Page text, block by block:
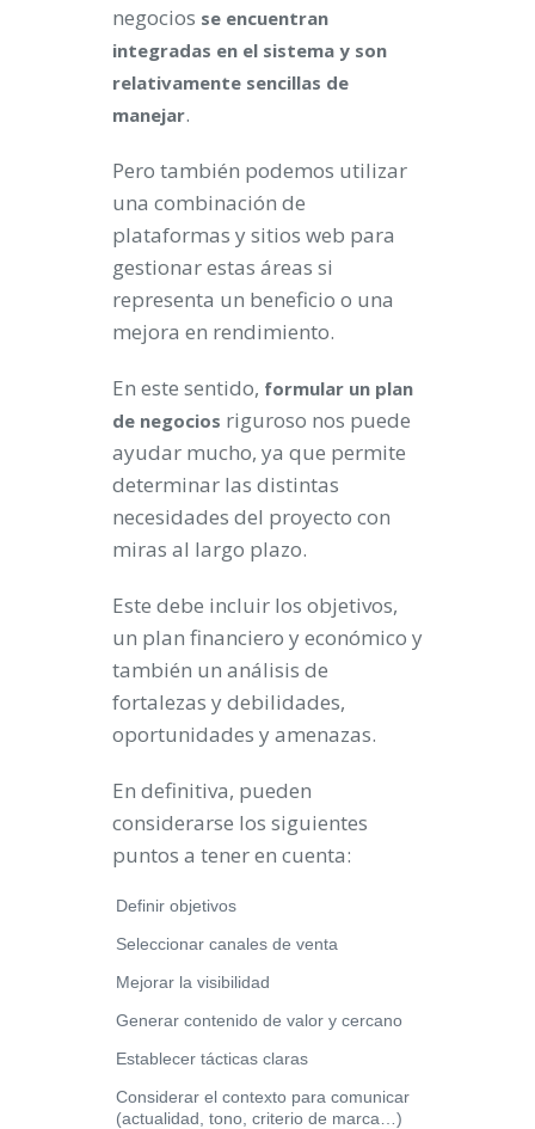
negocios se encuentran
integradas en el sistema y son
relativamente sencillas de
manejar.
Pero también podemos utilizar
una combinación de
plataformas y sitios web para
gestionar estas áreas si
representa un beneficio o una
mejora en rendimiento.
En este sentido, formular un plan
de negocios riguroso nos puede
ayudar mucho, ya que permite
determinar las distintas
necesidades del proyecto con
miras al largo plazo.
Este debe incluir los objetivos,
un plan financiero y económico y
también un análisis de
fortalezas y debilidades,
oportunidades y amenazas.
En definitiva, pueden
considerarse los siguientes
puntos a tener en cuenta:
Definir objetivos
Seleccionar canales de venta
Mejorar la visibilidad
Generar contenido de valor y cercano
Establecer tácticas claras
Considerar el contexto para comunicar
(actualidad, tono, criterio de marca…)